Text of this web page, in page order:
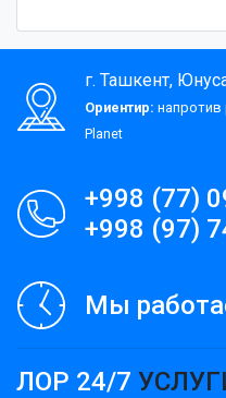
г. Ташкент,
Ориентир: напротив
Planet
+998 (77)
+998 (97)
Мы
ЛОР 24/7